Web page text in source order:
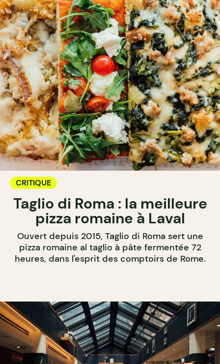
CRITIQUE
Taglio di Roma : la meilleure
pizza romaine à Laval
Ouvert depuis 2015, Taglio di Roma sert une
pizza romaine al taglio à pâte fermentée 72
heures, dans l'esprit des comptoirs de Rome.